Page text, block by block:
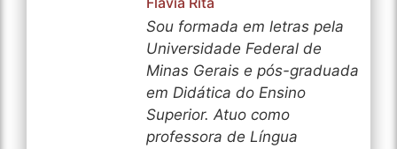
Sou formada em letras pela
Universidade Federal de
Minas Gerais e pós-graduada
em Didática do Ensino
Superior. Atuo como
professora de Língua